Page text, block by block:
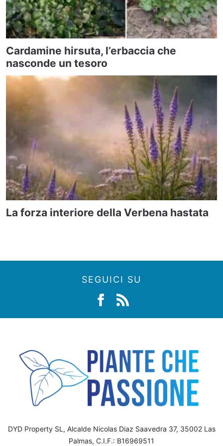
Cardamine hirsuta, l’erbaccia che
nasconde un tesoro
La forza interiore della Verbena hastata
SEGUICI SU
DYD Property SL, Alcalde Nicolas Diaz Saavedra 37, 35002 Las
Palmas, C.I.F.: B16969511